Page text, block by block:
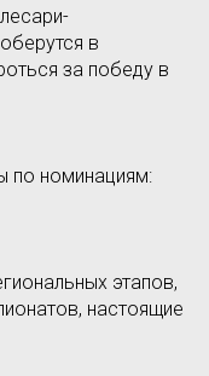
в
за победу в
по номинациям:
этапов,
настоящие